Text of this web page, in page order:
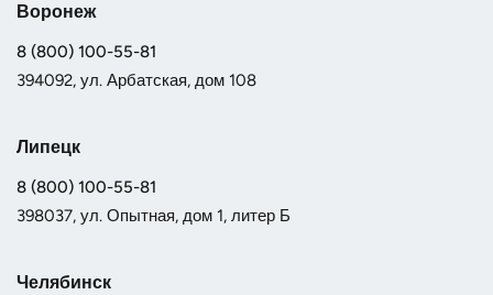
Воронеж
8 (800) 100-55-81
394092, ул. Арбатская, дом 108
Липецк
8 (800) 100-55-81
398037, ул. Опытная, дом 1, литер Б
Челябинск